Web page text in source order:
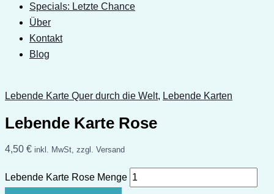
Specials: Letzte Chance
Über
Kontakt
Blog
Lebende Karte Quer durch die Welt, Lebende Karten
Lebende Karte Rose
4,50 € inkl. MwSt, zzgl. Versand
Lebende Karte Rose Menge